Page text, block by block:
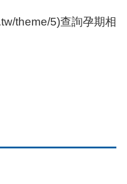
theme/5)查詢孕期相